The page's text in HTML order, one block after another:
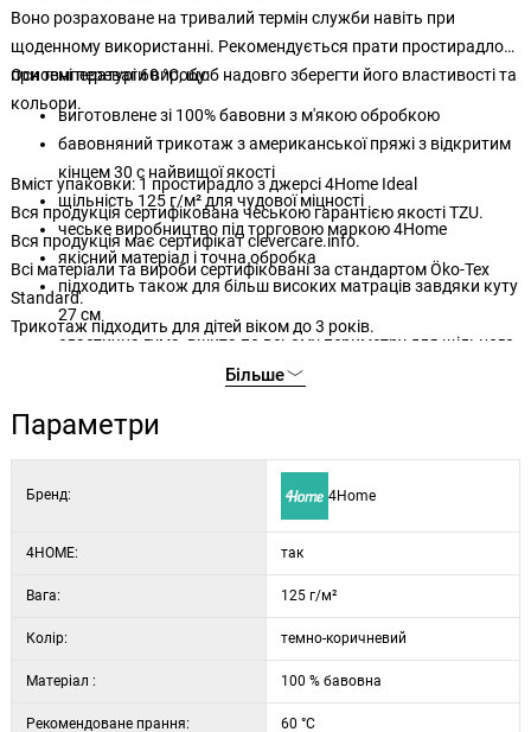
Воно розраховане на тривалий термін служби навіть при
щоденному використанні. Рекомендується прати простирадло
при температурі 60 °C, щоб надовго зберегти його властивості та
кольори.
Основні переваги виробу:
виготовлене зі 100% бавовни з м'якою обробкою
бавовняний трикотаж з американської пряжі з відкритим
кінцем 30 с найвищої якості
щільність 125 г/м² для чудової міцності
чеське виробництво під торговою маркою 4Home
якісний матеріал і точна обробка
підходить також для більш високих матраців завдяки куту
27 см
еластична гума, вшита по всьому периметру для щільного
простий догляд за допомогою прання при 60 °C
підходить для сушіння в сушильній машині на делікатному
Вміст упаковки: 1 простирадло з джерсі 4Home Ideal
Вся продукція сертифікована чеською гарантією якості TZU.
Вся продукція має сертифікат clevercare.info.
Всі матеріали та вироби сертифіковані за стандартом Öko-Tex
Standard.
Трикотаж підходить для дітей віком до 3 років.
Більше
Параметри
Бренд: 4Home
4HOME: так
Вага: 125 г/м²
Колір: темно-коричневий
Матеріал : 100 % бавовна
Рекомендоване прання: 60 °C